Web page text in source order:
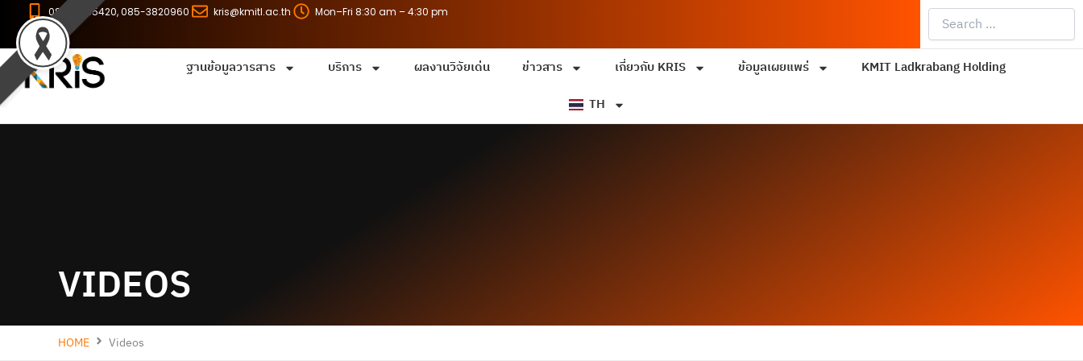
content
086-8255420, 085-3820960 kris@kmitl.ac.th Mon–Fri 8:30 am – 4:30 pm
Search
ฐานข้อมูลวารสาร บริการ ผลงานวิจัยเด่น ข่าวสาร เกี่ยวกับ KRIS ข้อมูลเผยแพร่
KMIT Ladkrabang Holding
TH
VIDEOS
HOME Videos